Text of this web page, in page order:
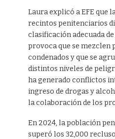
Laura explicó a EFE que
recintos penitenciarios
clasificación adecuada
provoca que se mezclen
condenados y que se
distintos niveles de
ha generado conflictos
ingreso de drogas y
la colaboración de los
En 2024, la población
superó los 32,000